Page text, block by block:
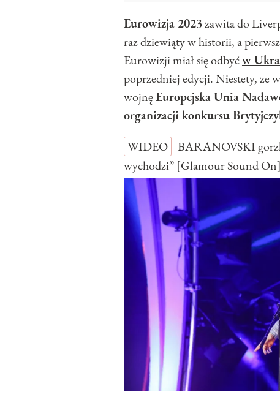
Eurowizja 2023zawita do
raz dziewiąty w historii, a
Eurowizji miał się odbyćw
poprzedniej edycji. Niestety, ze
wojnęEuropejska Unia
organizacji konkursu
WIDEO
BARANOVSKI
wychodzi” [Glamour Sound On]